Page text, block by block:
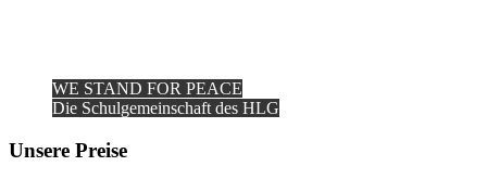
WE STAND FOR PEACE
Die Schulgemeinschaft des HLG
Unsere Preise